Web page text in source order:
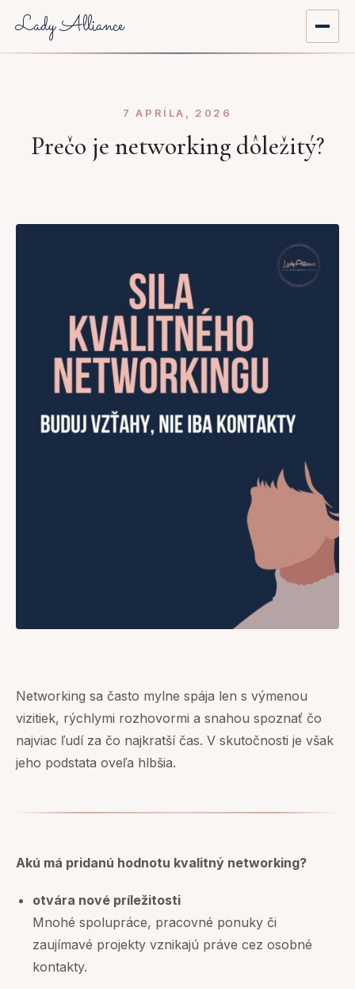
Lady Alliance
Aktuality
Registrácia do komunity
Môj účet
7 APRÍLA, 2026
Prečo je networking dôležitý?
Networking sa často mylne spája len s výmenou
vizitiek, rýchlymi rozhovormi a snahou spoznať čo
najviac ľudí za čo najkratší čas. V skutočnosti je však
jeho podstata oveľa hlbšia.
Akú má pridanú hodnotu kvalitný networking?
otvára nové príležitosti
Mnohé spolupráce, pracovné ponuky či
zaujímavé projekty vznikajú práve cez osobné
kontakty.